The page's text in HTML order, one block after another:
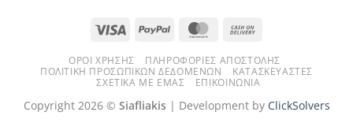
Visa PayPal MasterCard
Delivery
ΌΡΟΙ ΧΡΉΣΗΣ
ΠΛΗΡΟΦΟΡΊΕΣ ΑΠΟΣΤΟΛΉΣ
ΠΟΛΙΤΙΚΉ ΠΡΟΣΩΠΙΚΏΝ ΔΕΔΟΜΈΝΩΝ
ΚΑΤΑΣΚΕΥΑΣΤΈΣ
ΣΧΕΤΙΚΆ ΜΕ ΕΜΆΣ
ΕΠΙΚΟΙΝΩΝΊΑ
Copyright 2026 © Siafliakis| Development by ClickSolvers